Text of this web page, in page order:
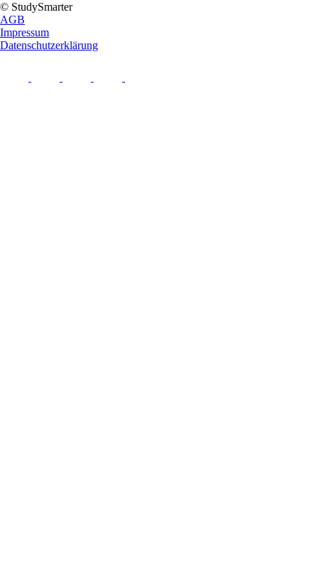
© StudySmarter
AGB
Impressum
Datenschutzerklärung